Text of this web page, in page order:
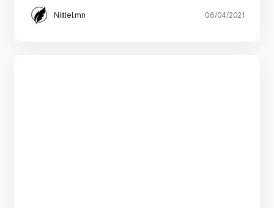
Niitlel.mn 06/04/2021